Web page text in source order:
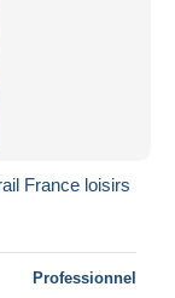
France loisirs
Professionnel